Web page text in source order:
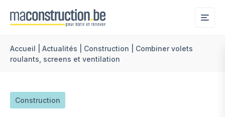
Accueil Actualités Construction
Combiner volets
roulants, screens et ventilation
Construction